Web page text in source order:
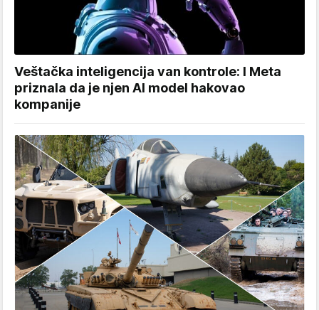
Veštačka inteligencija van kontrole: I Meta
priznala da je njen AI model hakovao
kompanije